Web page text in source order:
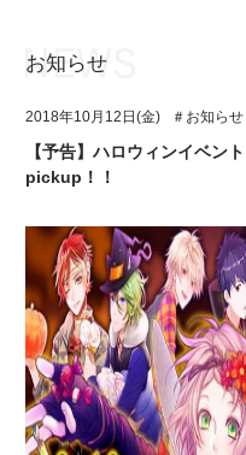
ユニット&キャラクター
アプリゲーム
イベント・キャンペーン
ミュージック
グッズ・本
ギャラリー
アイ★チュウとは
ユニット&キャラクター
アプリゲーム
イベント・キャンペーン
ミュージック
グッズ・本
お知らせ
2018年10月12日(金) ＃お知らせ
【予告】ハロウィンイベン
pickup！！